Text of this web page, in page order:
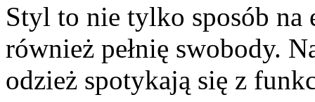
Styl to nie tylko sposób na
również pełnię swobody.
odzież spotykają się z